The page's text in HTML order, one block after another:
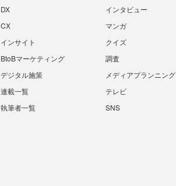
DX
インタビュー
CX
マンガ
インサイト
クイズ
BtoBマーケティング
調査
デジタル施策
メディアプランニング
連載一覧
テレビ
執筆者一覧
SNS